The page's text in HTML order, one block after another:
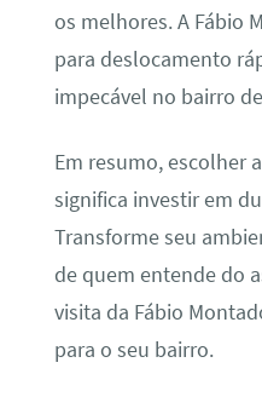
os melhores. A Fábio
para deslocamento
impecável no bairro
Em resumo, escolher
significa investir em
Transforme seu
de quem entende do
visita da Fábio
para o seu bairro.